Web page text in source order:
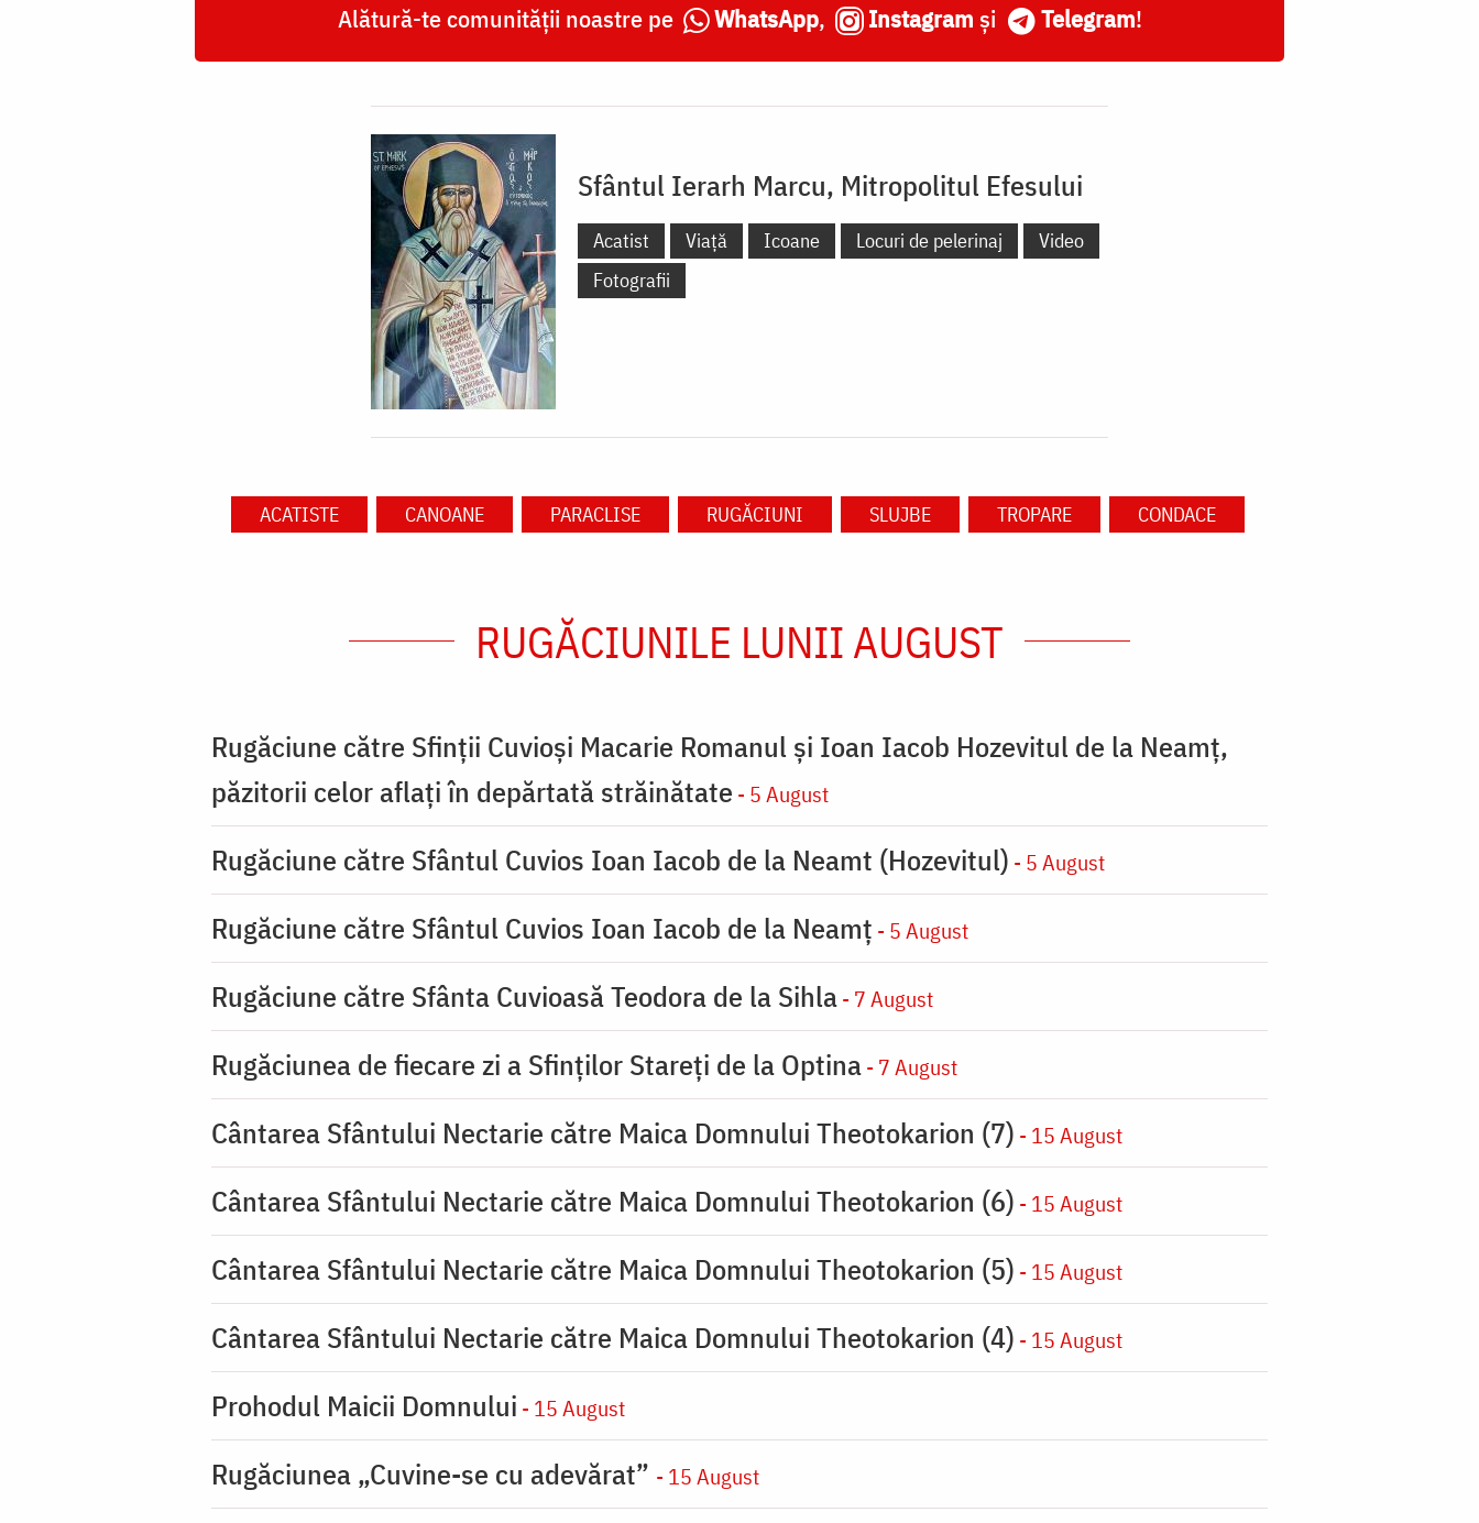
Alătură-te comunității noastre pe WhatsApp, Instagram și Telegram!
Sfântul Ierarh Marcu, Mitropolitul Efesului
Acatist Viață Icoane Locuri de pelerinaj
Video
Fotografii
ACATISTE CANOANE PARACLISE RUGĂCIUNI SLUJBE TROPARE CONDACE
RUGĂCIUNILE LUNII AUGUST
Rugăciune către Sfinții Cuvioși Macarie Romanul și Ioan Iacob Hozevitul de la Neamț,
păzitorii celor aflați în depărtată străinătate - 5 August
Rugăciune către Sfântul Cuvios Ioan Iacob de la Neamt (Hozevitul) - 5 August
Rugăciune către Sfântul Cuvios Ioan Iacob de la Neamț - 5 August
Rugăciune către Sfânta Cuvioasă Teodora de la Sihla- 7 August
Rugăciunea de fiecare zi a Sfinților Stareți de la Optina- 7 August
Cântarea Sfântului Nectarie către Maica Domnului Theotokarion (7) - 15 August
Cântarea Sfântului Nectarie către Maica Domnului Theotokarion (6) - 15 August
Cântarea Sfântului Nectarie către Maica Domnului Theotokarion (5) - 15 August
Cântarea Sfântului Nectarie către Maica Domnului Theotokarion (4) - 15 August
Prohodul Maicii Domnului - 15 August
Rugăciunea „Cuvine-se cu adevărat” - 15 August